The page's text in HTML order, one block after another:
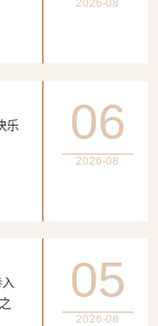
2026-08
乐
”
06
2026-08
05
2026-08